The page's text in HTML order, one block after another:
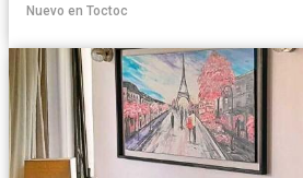
Nuevo en Toctoc